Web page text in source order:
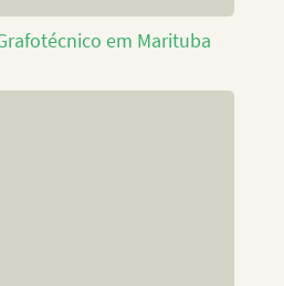
em Marituba